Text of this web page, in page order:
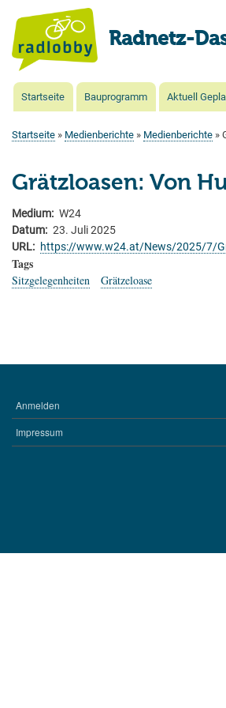
Radnetz-
MainStartseite Bauprogramm Aktuell
Startseite Medienberichte Medienberichte
Grätzloasen: Von
Medium
W24
Datum
23. Juli 2025
URL
https://www.w24.at/News/2025/7/
Tags
Sitzgelegenheiten Grätzeloase
BENUTZERMENÜ
Anmelden
Impressum